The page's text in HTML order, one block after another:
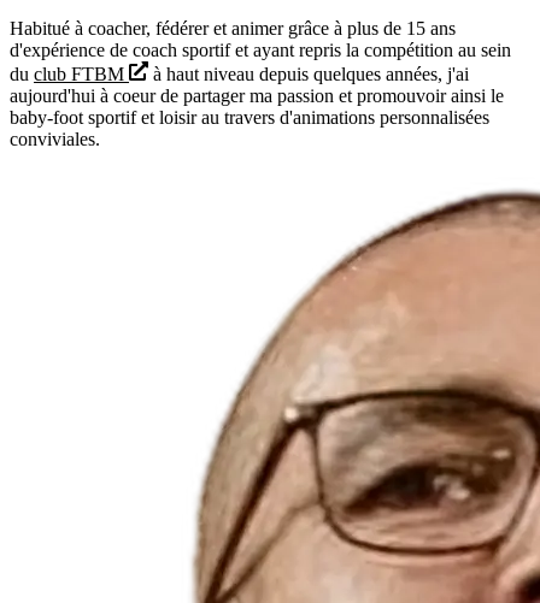
Habitué à coacher, fédérer et animer grâce à plus de 15 ans
d'expérience de coach sportif et ayant repris la compétition au sein
du club FTBM
à haut niveau depuis quelques années, j'ai
aujourd'hui à coeur de partager ma passion et promouvoir ainsi le
baby-foot sportif et loisir au travers d'animations personnalisées
conviviales.